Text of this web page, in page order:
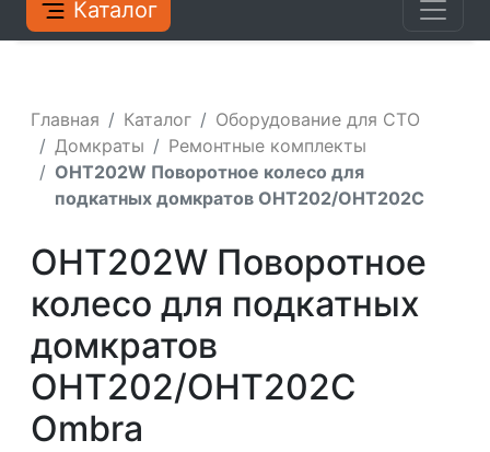
Каталог
Главная Каталог
Оборудование для СТО
Домкраты
Ремонтные комплекты
OHT202W Поворотное колесо для
подкатных домкратов OHT202/OHT202C
OHT202W Поворотное
колесо для подкатных
домкратов
OHT202/OHT202C
Ombra